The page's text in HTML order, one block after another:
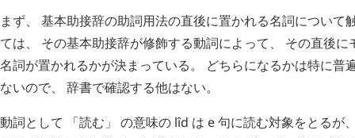
まず、 基本助接辞の助詞用法の直後に置かれる名詞について
ては、 その基本助接辞が修飾する動詞によって、 その直後
名詞が置かれるかが決まっている。 どちらになるかは特に普
ないので、 辞書で確認する他はない。
動詞として 「読む」 の意味の lîd は e句に読む対象をとるが